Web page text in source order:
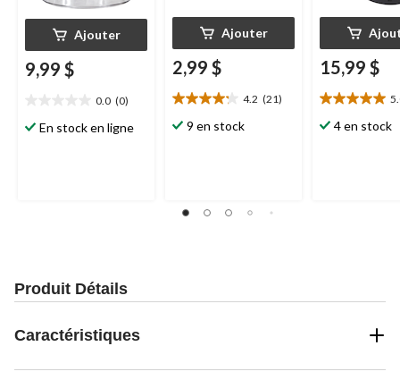
Ajouter
9,99 $
0.0 (0)
étoile(s)
En stock en ligne
Ajouter
2,99 $
4.2 (21)
4.2
étoile(s)
9 en stock
15,99 $
5.0
étoile(s)
4 en stock
Produit Détails
Caractéristiques